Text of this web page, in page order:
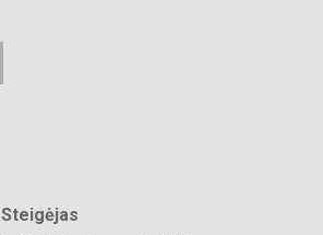
Steigėjas